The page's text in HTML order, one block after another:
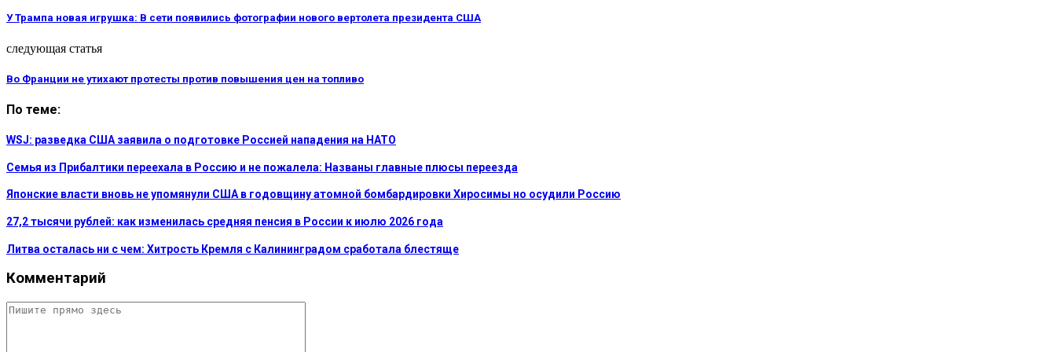
У Трампа новая игрушка: В сети появились фотографии нового вертолета президента США
следующая статья
Во Франции не утихают протесты против повышения цен на топливо
По теме:
WSJ: разведка США заявила о подготовке Россией нападения на НАТО
Семья из Прибалтики переехала в Россию и не пожалела: Названы главные плюсы переезда
Японские власти вновь не упомянули США в годовщину атомной бомбардировки Хиросимы но осудили Россию
27,2 тысячи рублей: как изменилась средняя пенсия в России к июлю 2026 года
Литва осталась ни с чем: Хитрость Кремля с Калининградом сработала блестяще
Комментарий